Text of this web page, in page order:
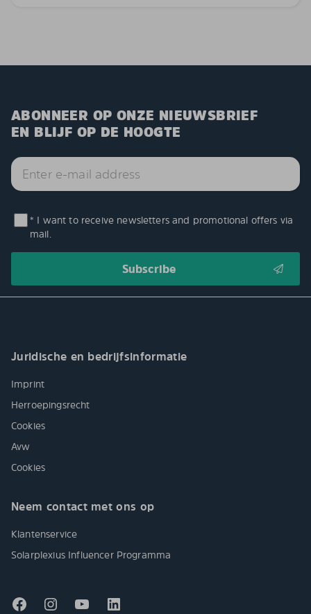
ABONNEER OP ONZE NIEUWSBRIEF
EN BLIJF OP DE HOOGTE
* I want to receive newsletters and promotional offers via
mail.
Juridische en bedrijfsinformatie
Imprint
Herroepingsrecht
Cookies
Avw
Cookies
Neem contact met ons op
Klantenservice
Solarplexius Influencer Programma